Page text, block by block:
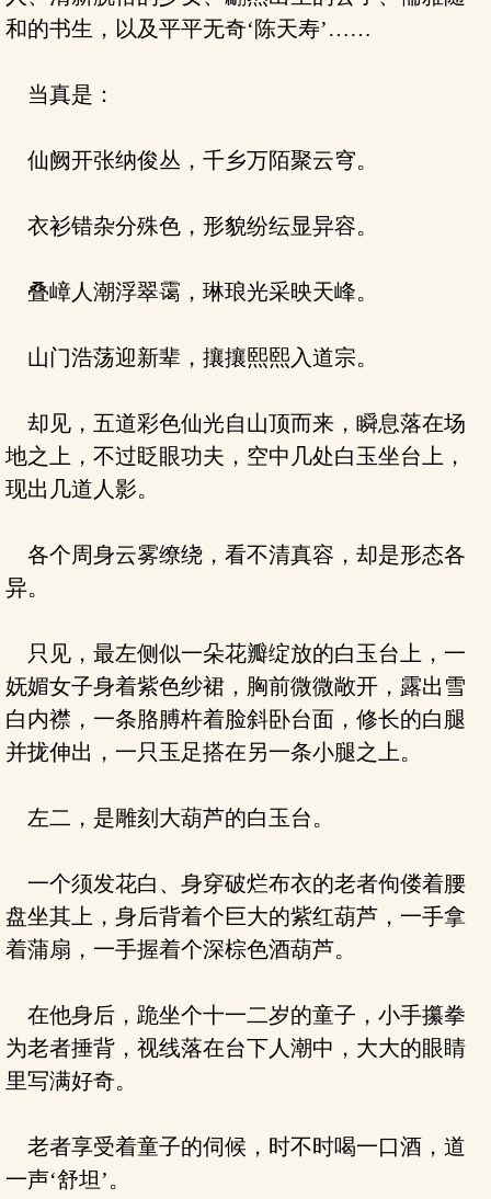
和的书生，以及平平无奇‘陈天寿’……
当真是：
仙阙开张纳俊丛，千乡万陌聚云穹。
衣衫错杂分殊色，形貌纷纭显异容。
叠嶂人潮浮翠霭，琳琅光采映天峰。
山门浩荡迎新辈，攘攘熙熙入道宗。
却见，五道彩色仙光自山顶而来，瞬息落在场
地之上，不过眨眼功夫，空中几处白玉坐台上，
现出几道人影。
各个周身云雾缭绕，看不清真容，却是形态各
异。
只见，最左侧似一朵花瓣绽放的白玉台上，一
妩媚女子身着紫色纱裙，胸前微微敞开，露出雪
白内襟，一条胳膊杵着脸斜卧台面，修长的白腿
并拢伸出，一只玉足搭在另一条小腿之上。
左二，是雕刻大葫芦的白玉台。
一个须发花白、身穿破烂布衣的老者佝偻着腰
盘坐其上，身后背着个巨大的紫红葫芦，一手拿
着蒲扇，一手握着个深棕色酒葫芦。
在他身后，跪坐个十一二岁的童子，小手攥拳
为老者捶背，视线落在台下人潮中，大大的眼睛
里写满好奇。
老者享受着童子的伺候，时不时喝一口酒，道
一声‘舒坦’。